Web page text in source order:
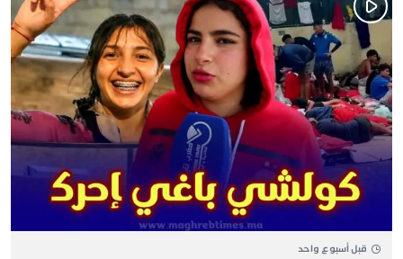
قبل أسبوع واحد